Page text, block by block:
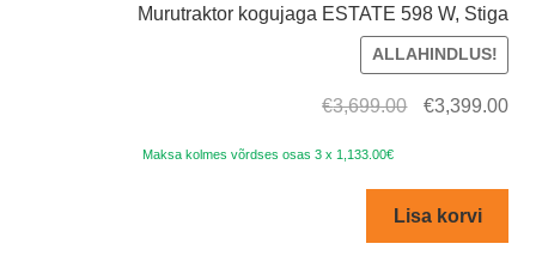
Murutraktor kogujaga ESTATE 598 W, Stiga
ALLAHINDLUS!
€3,699.00
Algne
€3,699.00.
€3,399.00
Maksa kolmes võrdses osas 3 x 1,133.00€
Lisa korvi